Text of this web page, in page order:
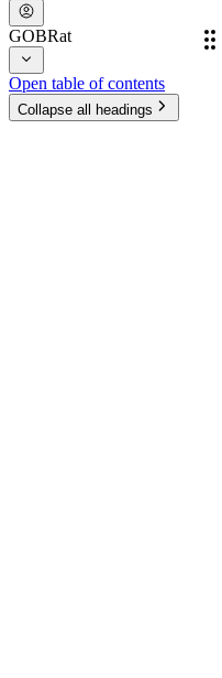
GOBRat
Open table of contents
Collapse all headings